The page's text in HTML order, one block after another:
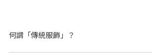
何謂「傳統服飾」？